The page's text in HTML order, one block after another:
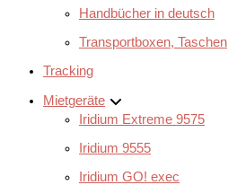
Handbücher in deutsch
Transportboxen, Taschen
Tracking
Mietgeräte
Iridium Extreme 9575
Iridium 9555
Iridium GO! exec